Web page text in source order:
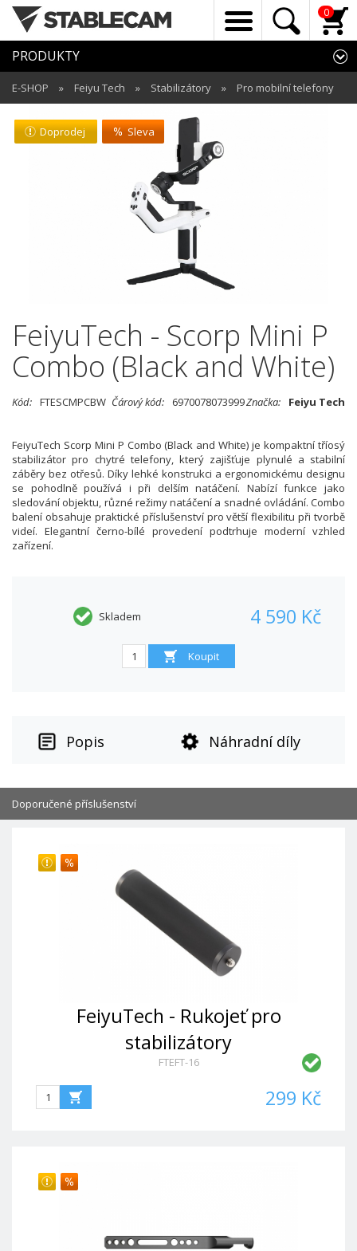
0
PRODUKTY
E-SHOP » Feiyu Tech » Stabilizátory » Pro mobilní telefony
Doprodej Sleva
FeiyuTech - Scorp Mini P
Combo (Black and White)
Kód: FTESCMPCBW Čárový kód: 6970078073999Značka: Feiyu Tech
FeiyuTech Scorp Mini P Combo (Black and White) je kompaktní tříosý
stabilizátor pro chytré telefony, který zajišťuje plynulé a stabilní
záběry bez otřesů. Díky lehké konstrukci a ergonomickému designu
se pohodlně používá i při delším natáčení. Nabízí funkce jako
sledování objektu, různé režimy natáčení a snadné ovládání. Combo
balení obsahuje praktické příslušenství pro větší flexibilitu při tvorbě
videí. Elegantní černo-bílé provedení podtrhuje moderní vzhled
zařízení.
Skladem 4 590 Kč
Popis Náhradní díly
Doporučené příslušenství
FeiyuTech - Rukojeť pro
stabilizátory
FTEFT-16
299 Kč